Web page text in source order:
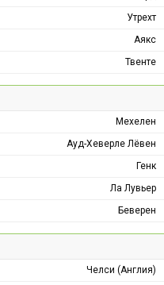
Утрехт
Аякс
Твенте
Мехелен
Ауд-Хеверле Лёвен
Генк
Ла Лувьер
Беверен
Челси (Англия)